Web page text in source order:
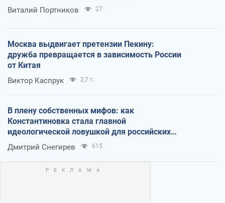
Виталий Портников 27
Москва выдвигает претензии Пекину:
дружба превращается в зависимость России
от Китая
Виктор Каспрук 2,7 т.
В плену собственных мифов: как
Константиновка стала главной
идеологической ловушкой для российских
оккупантов
Дмитрий Снегирев 615